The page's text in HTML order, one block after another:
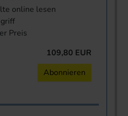
online lesen
Preis
109,80 EUR
Abonnieren